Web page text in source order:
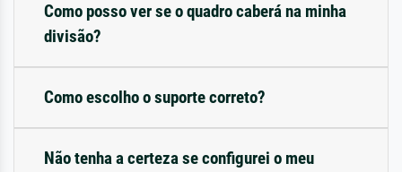
Como posso ver se o quadro caberá na minha
divisão?
Como escolho o suporte correto?
Não tenha a certeza se configurei o meu